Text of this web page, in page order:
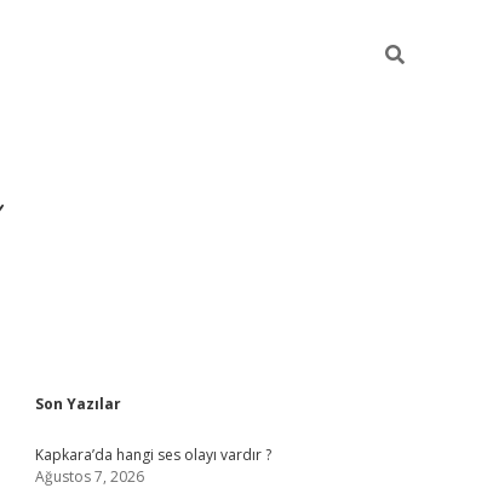
Sidebar
Son Yazılar
Kapkara’da hangi ses olayı vardır ?
Ağustos 7, 2026